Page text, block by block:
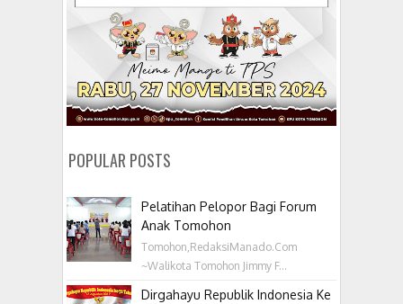
POPULAR POSTS
Pelatihan Pelopor Bagi Forum
Anak Tomohon
Tomohon,RedaksiManado.Com
~Walikota Tomohon Jimmy F...
Dirgahayu Republik Indonesia Ke